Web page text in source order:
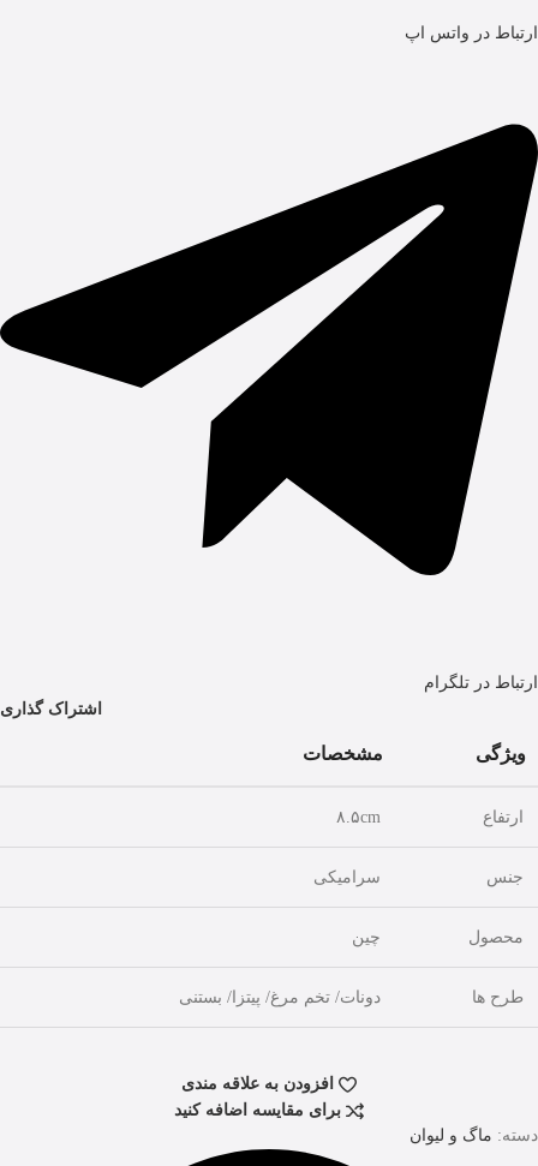
ارتباط در واتس اپ
ارتباط در تلگرام
اشتراک گذاری
ویژگی مشخصات
ارتفاع ۸.۵cm
جنس سرامیکی
محصول چین
طرح ها دونات/ تخم مرغ/ پیتزا/ بستنی
افزودن به علاقه مندی
برای مقایسه اضافه کنید
دسته: ماگ و لیوان